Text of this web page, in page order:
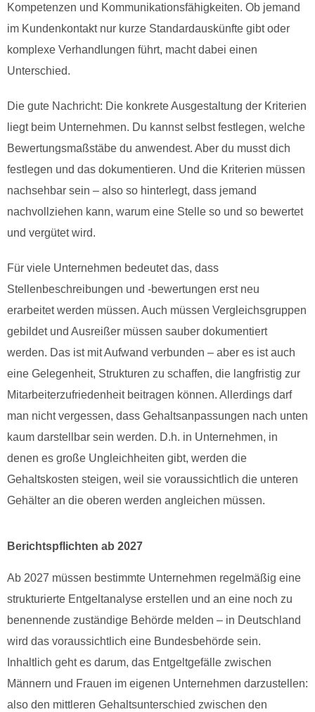
Kompetenzen und Kommunikationsfähigkeiten. Ob jemand
im Kundenkontakt nur kurze Standardauskünfte gibt oder
komplexe Verhandlungen führt, macht dabei einen
Unterschied.
Die gute Nachricht: Die konkrete Ausgestaltung der Kriterien
liegt beim Unternehmen. Du kannst selbst festlegen, welche
Bewertungsmaßstäbe du anwendest. Aber du musst dich
festlegen und das dokumentieren. Und die Kriterien müssen
nachsehbar sein – also so hinterlegt, dass jemand
nachvollziehen kann, warum eine Stelle so und so bewertet
und vergütet wird.
Für viele Unternehmen bedeutet das, dass
Stellenbeschreibungen und -bewertungen erst neu
erarbeitet werden müssen. Auch müssen Vergleichsgruppen
gebildet und Ausreißer müssen sauber dokumentiert
werden. Das ist mit Aufwand verbunden – aber es ist auch
eine Gelegenheit, Strukturen zu schaffen, die langfristig zur
Mitarbeiterzufriedenheit beitragen können. Allerdings darf
man nicht vergessen, dass Gehaltsanpassungen nach unten
kaum darstellbar sein werden. D.h. in Unternehmen, in
denen es große Ungleichheiten gibt, werden die
Gehaltskosten steigen, weil sie voraussichtlich die unteren
Gehälter an die oberen werden angleichen müssen.
Berichtspflichten ab 2027
Ab 2027 müssen bestimmte Unternehmen regelmäßig eine
strukturierte Entgeltanalyse erstellen und an eine noch zu
benennende zuständige Behörde melden – in Deutschland
wird das voraussichtlich eine Bundesbehörde sein.
Inhaltlich geht es darum, das Entgeltgefälle zwischen
Männern und Frauen im eigenen Unternehmen darzustellen:
also den mittleren Gehaltsunterschied zwischen den